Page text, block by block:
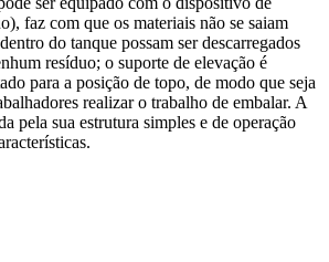
faz com que os materiais não se saiam
do tanque possam ser descarregados
resíduo; o suporte de elevação é
para a posição de topo, de modo que seja
realizar o trabalho de embalar. A
pela sua estrutura simples e de operação